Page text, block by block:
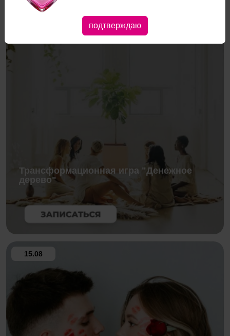
Трансформационная игра "Денежное
дерево"
15.08
подтверждаю